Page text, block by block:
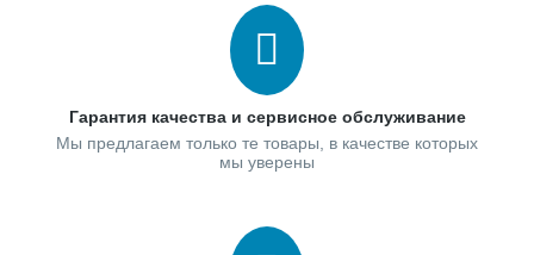
Гарантия качества и сервисное обслуживание
Мы предлагаем только те товары, в качестве которых
мы уверены